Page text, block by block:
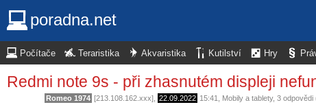
poradna.net
Počítače Teraristika Akvaristika Kutilství Hry
Redmi note 9s - při zhasnutém displeji
Romeo 1974 [213.108.162.xxx], 22.09.2022 15:41 Mobily a tablety, 3 odpovědi